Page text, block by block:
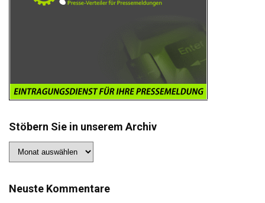
Stöbern Sie in unserem Archiv
Sie
Archiv
Neuste Kommentare